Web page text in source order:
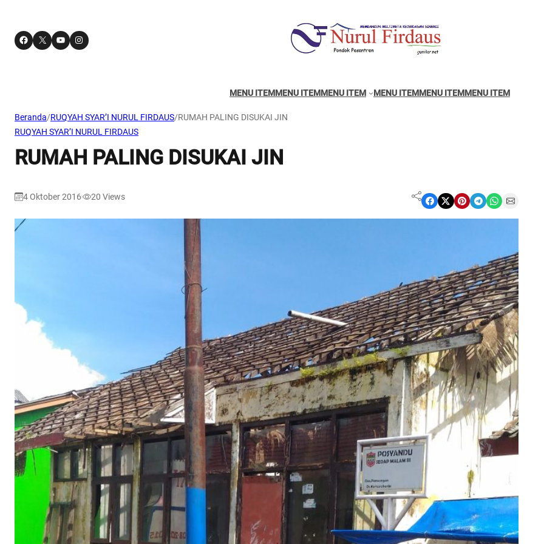
Facebook X YouTube Instagram
MENU ITEMMENU ITEMMENU ITEM MENU ITEMMENU ITEMMENU ITEM
Beranda/RUQYAH SYAR’I NURUL FIRDAUS/RUMAH PALING DISUKAI JIN
RUQYAH SYAR’I NURUL FIRDAUS
RUMAH PALING DISUKAI JIN
4 Oktober 2016 20 Views Share on Facebook Share on X Share on Pinterest Share on Telegram Share on WhatsApp Share on Email